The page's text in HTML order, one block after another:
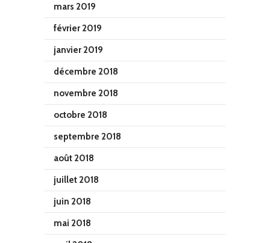
mars 2019
février 2019
janvier 2019
décembre 2018
novembre 2018
octobre 2018
septembre 2018
août 2018
juillet 2018
juin 2018
mai 2018